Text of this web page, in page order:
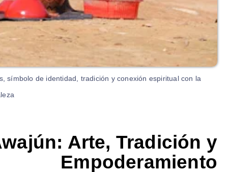
símbolo de identidad, tradición y conexión espiritual con la
Arte, Tradición y
Empoderamiento